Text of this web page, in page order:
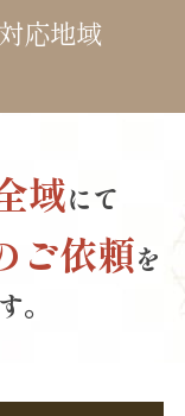
応地域
域にて
ご依頼を
。